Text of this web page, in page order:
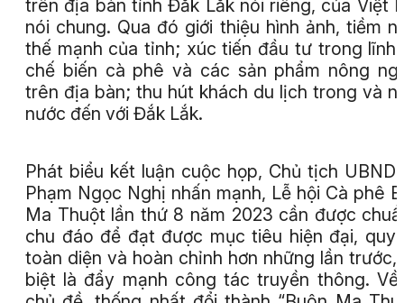
trên địa bàn tỉnh Đắk Lắk nói riêng, của Việt
nói chung. Qua đó giới thiệu hình ảnh, tiềm
thế mạnh của tỉnh; xúc tiến đầu tư trong lĩnh
chế biến cà phê và các sản phẩm nông
trên địa bàn; thu hút khách du lịch trong và
nước đến với Đắk Lắk.
Phát biểu kết luận cuộc họp, Chủ tịch UBND
Phạm Ngọc Nghị nhấn mạnh, Lễ hội Cà phê
Ma Thuột lần thứ 8 năm 2023 cần được
chu đáo để đạt được mục tiêu hiện đại, quy
toàn diện và hoàn chỉnh hơn những lần trước,
biệt là đẩy mạnh công tác truyền thông.